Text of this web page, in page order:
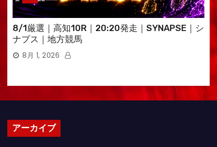
8/1厳選｜高知10R｜20:20発走｜SYNAPSE｜シ
ナプス｜地方競馬
8月 1, 2026
アーカイブ